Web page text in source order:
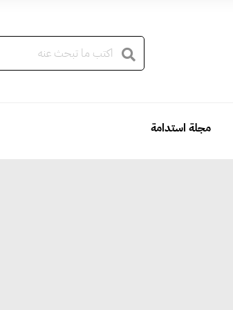
مجلة استدامة